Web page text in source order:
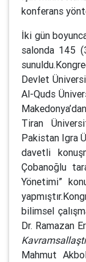
konferans
İki gün
salonda 145
Devlet
Al-Quds
Tiran
Pakistan Igra
davetli
Çobanoğlu
Yönetimi”
bilimsel
Dr. Ramazan
Mahmut